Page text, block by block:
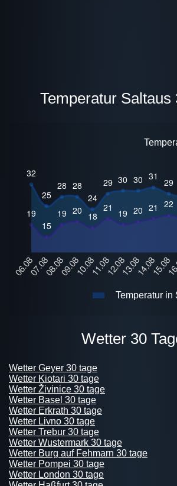
Temperatur Saltaus
Temperatur in
Wetter 30
Wetter Geyer 30 tage
Wetter Kiotari 30 tage
Wetter Živinice 30 tage
Wetter Basel 30 tage
Wetter Erkrath 30 tage
Wetter Livno 30 tage
Wetter Trebur 30 tage
Wetter Wustermark 30 tage
Wetter Burg auf Fehmarn 30 tage
Wetter Pompei 30 tage
Wetter London 30 tage